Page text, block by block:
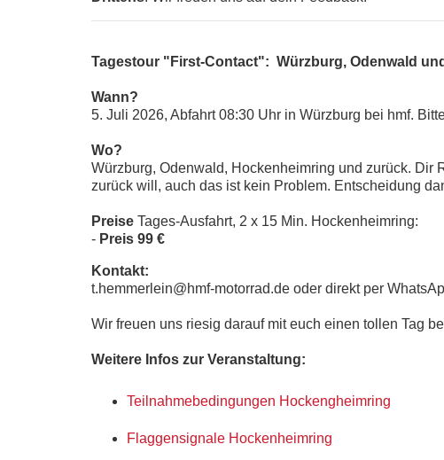
Tagestour "First-Contact": Würzburg, Odenwald
Wann?
5. Juli 2026, Abfahrt 08:30 Uhr in Würzburg bei hmf.
Wo?
Würzburg, Odenwald, Hockenheimring und zurück. Dir
zurück will, auch das ist kein Problem. Entscheidung
Preise Tages-Ausfahrt, 2 x 15 Min. Hockenheimring:
- Preis 99 €
Kontakt:
t.hemmerlein@hmf-motorrad.de oder direkt per
Wir freuen uns riesig darauf mit euch einen tollen Tag
Weitere Infos zur Veranstaltung:
Teilnahmebedingungen Hockengheimring
Flaggensignale Hockenheimring